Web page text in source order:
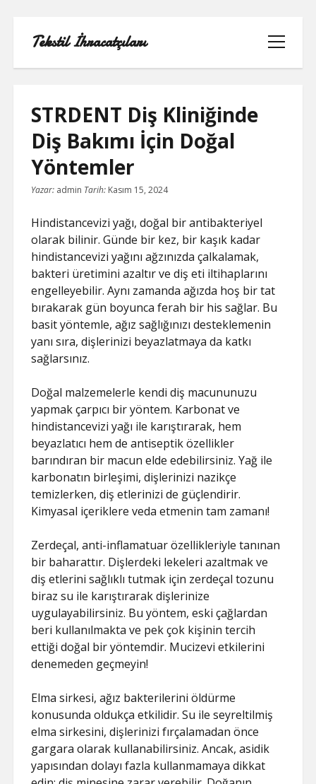
Tekstil İhracatçıları
menüyü
aç
1000 LINKEDIN TAKIPÇI HILESI
INSTAGRAM GIZLI HESAP GÖRME
LINKEDIN BEĞENI KASMA PARASIZ
LISTE
SAYFA LISTESI
STRDENT Diş Kliniğinde
Diş Bakımı İçin Doğal
Yöntemler
Yazar: admin Tarih: Kasım 15, 2024
Hindistancevizi yağı, doğal bir antibakteriyel
olarak bilinir. Günde bir kez, bir kaşık kadar
hindistancevizi yağını ağzınızda çalkalamak,
bakteri üretimini azaltır ve diş eti iltihaplarını
engelleyebilir. Aynı zamanda ağızda hoş bir tat
bırakarak gün boyunca ferah bir his sağlar. Bu
basit yöntemle, ağız sağlığınızı desteklemenin
yanı sıra, dişlerinizi beyazlatmaya da katkı
sağlarsınız.
Doğal malzemelerle kendi diş macununuzu
yapmak çarpıcı bir yöntem. Karbonat ve
hindistancevizi yağı ile karıştırarak, hem
beyazlatıcı hem de antiseptik özellikler
barındıran bir macun elde edebilirsiniz. Yağ ile
karbonatın birleşimi, dişlerinizi nazikçe
temizlerken, diş etlerinizi de güçlendirir.
Kimyasal içeriklere veda etmenin tam zamanı!
Zerdeçal, anti-inflamatuar özellikleriyle tanınan
bir baharattır. Dişlerdeki lekeleri azaltmak ve
diş etlerini sağlıklı tutmak için zerdeçal tozunu
biraz su ile karıştırarak dişlerinize
uygulayabilirsiniz. Bu yöntem, eski çağlardan
beri kullanılmakta ve pek çok kişinin tercih
ettiği doğal bir yöntemdir. Mucizevi etkilerini
denemeden geçmeyin!
Elma sirkesi, ağız bakterilerini öldürme
konusunda oldukça etkilidir. Su ile seyreltilmiş
elma sirkesini, dişlerinizi fırçalamadan önce
gargara olarak kullanabilirsiniz. Ancak, asidik
yapısından dolayı fazla kullanmamaya dikkat